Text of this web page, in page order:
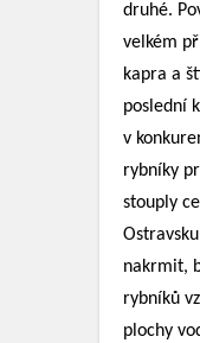
druhé.
velkém
kapra a
poslední
v
rybníky
stouply
nakrmit,
rybníků
plochy